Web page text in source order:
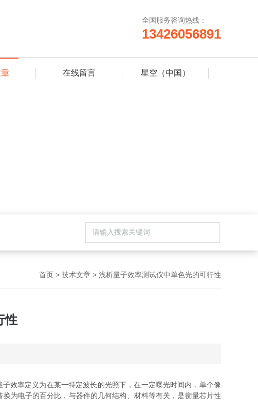
全国服务咨询热线：
13426056891
在线留言 星空（中国）
首页 > 技术文章 > 浅析量子效率测试仪中单色光的可行性
性
率定义为在某一特定波长的光照下，在一定曝光时间内，单个像
为电子的百分比，与器件的几何结构、材料等有关，是衡量芯片性